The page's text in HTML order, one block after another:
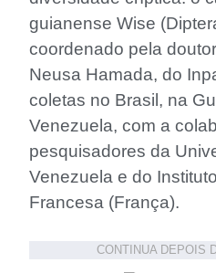
guianense Wise
coordenado pela
Neusa Hamada, do
coletas no Brasil, na
Venezuela, com a
pesquisadores da
Venezuela e do
Francesa (França).
CONTINUA DEPOIS